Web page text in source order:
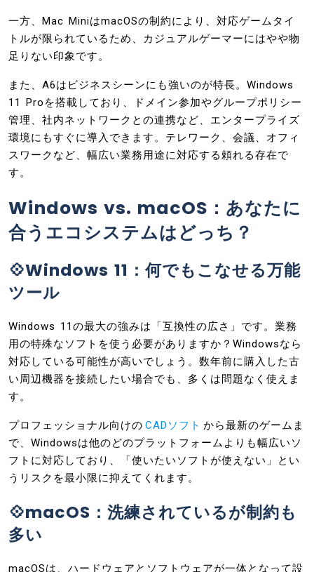
一方、Mac MiniはmacOSの制約により、対応ゲームタイ
トルが限られているため、カジュアルゲーマーにはやや物
足りない印象です。
また、A6はビジネスシーンにも強いのが特長。Windows
11 Proを搭載しており、ドメイン参加やグループポリシー
管理、社内ネットワークとの連携など、エンタープライズ
環境にもすぐに導入できます。テレワーク、会議、オフィ
スワークなど、幅広い業務用途に対応する頼れる存在で
す。
Windows vs. macOS：あなたに
合うエコシステムはどっち？
💠Windows 11：何でもこなせる万能
ツール
Windows 11の最大の強みは「互換性の広さ」です。業務
用の特殊なソフトを使う必要がありますか？Windowsなら
対応している可能性が高いでしょう。数年前に購入した古
い周辺機器を接続したい場合でも、多くは問題なく使えま
す。
プロフェッショナル向けの CADソフト から最新のゲームま
で、Windowsは他のどのプラットフォームよりも幅広いソ
フトに対応しており、「使いたいソフトが使えない」とい
うリスクを最小限に抑えてくれます。
💠macOS：洗練されているが制約も
多い
macOSは、ハードウェアとソフトウェアが一体となって設